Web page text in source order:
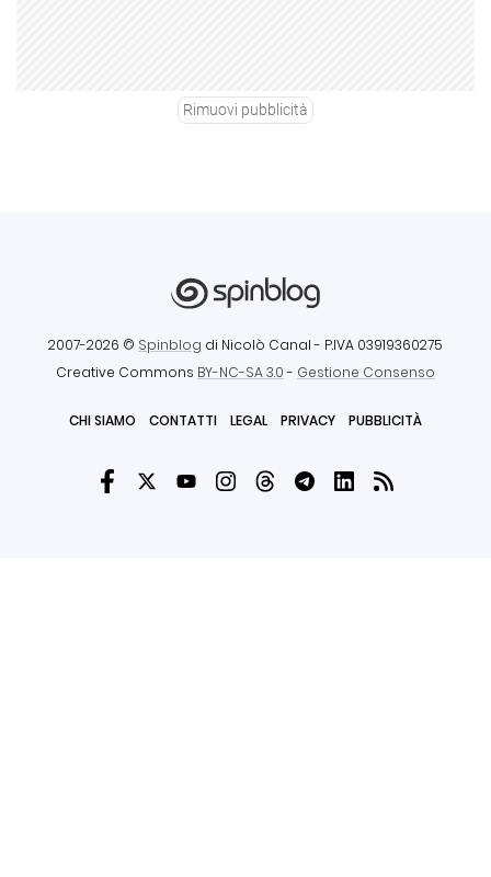
Rimuovi pubblicità
2007-2026 © Spinblog di Nicolò Canal - P.IVA 03919360275
Creative Commons BY-NC-SA 3.0- Gestione Consenso
CHI SIAMO CONTATTI LEGAL PRIVACY PUBBLICITÀ